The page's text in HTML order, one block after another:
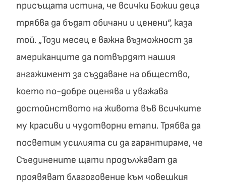
присъщата истина, че всички Божии деца
трябва да бъдат обичани и ценени“, каза
той. „Този ​​месец е важна възможност за
американците да потвърдят нашия
ангажимент за създаване на общество,
което по-добре оценява и уважава
достойнството на живота във всичките
му красиви и чудотворни етапи. Трябва да
посветим усилията си да гарантираме, че
Съединените щати продължават да
проявяват благоговение към човешкия